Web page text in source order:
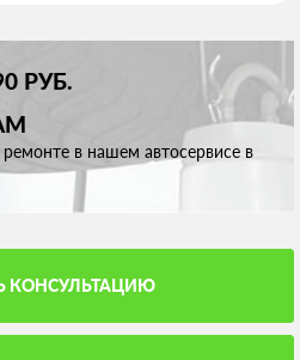
РУБ.
в нашем автосервисе в
КОНСУЛЬТАЦИЮ